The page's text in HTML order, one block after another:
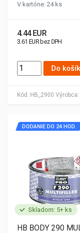
Kód: HB_2900 Výrobca:
V kartóne: 24 ks
4.44 EUR
3.61 EUR bez DPH
Do
Skladom: 5+ ks
DODANIE DO 24 HOD.
HB BODY 290